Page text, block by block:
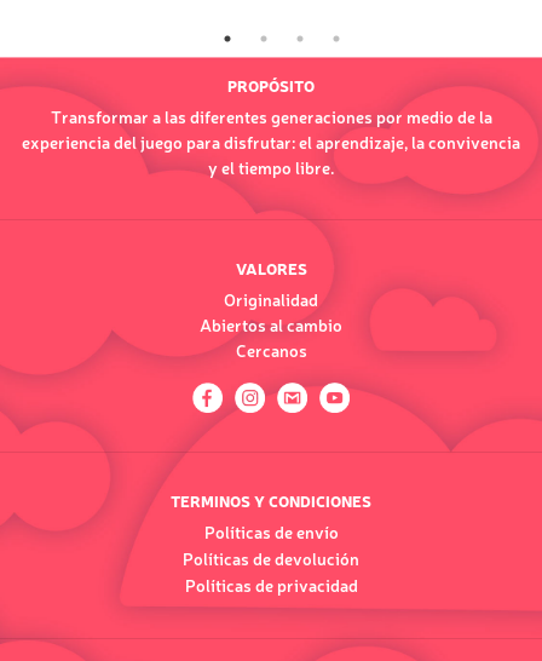
PROPÓSITO
Transformar a las diferentes generaciones por medio de la
experiencia del juego para disfrutar: el aprendizaje, la convivencia
y el tiempo libre.
VALORES
Originalidad
Abiertos al cambio
Cercanos
TERMINOS Y CONDICIONES
Políticas de envío
Políticas de devolución
Políticas de privacidad